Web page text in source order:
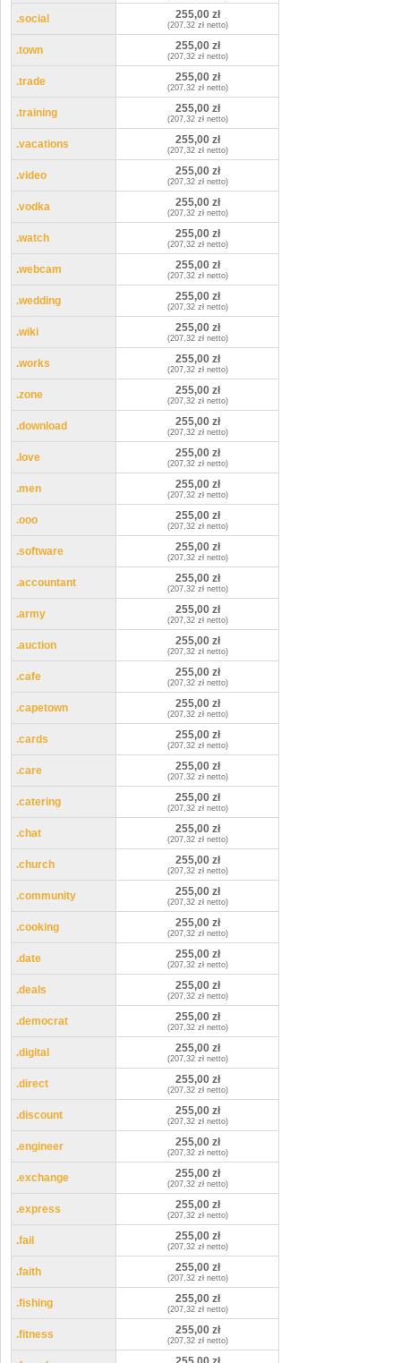
.social 255,00 zł
(207,32 zł netto)
.town 255,00 zł
(207,32 zł netto)
.trade 255,00 zł
(207,32 zł netto)
.training 255,00 zł
(207,32 zł netto)
.vacations 255,00 zł
(207,32 zł netto)
.video 255,00 zł
(207,32 zł netto)
.vodka 255,00 zł
(207,32 zł netto)
.watch 255,00 zł
(207,32 zł netto)
.webcam 255,00 zł
(207,32 zł netto)
.wedding 255,00 zł
(207,32 zł netto)
.wiki 255,00 zł
(207,32 zł netto)
.works 255,00 zł
(207,32 zł netto)
.zone 255,00 zł
(207,32 zł netto)
.download 255,00 zł
(207,32 zł netto)
.love 255,00 zł
(207,32 zł netto)
.men 255,00 zł
(207,32 zł netto)
.ooo 255,00 zł
(207,32 zł netto)
.software 255,00 zł
(207,32 zł netto)
.accountant 255,00 zł
(207,32 zł netto)
.army 255,00 zł
(207,32 zł netto)
.auction 255,00 zł
(207,32 zł netto)
.cafe 255,00 zł
(207,32 zł netto)
.capetown 255,00 zł
(207,32 zł netto)
.cards 255,00 zł
(207,32 zł netto)
.care 255,00 zł
(207,32 zł netto)
.catering 255,00 zł
(207,32 zł netto)
.chat 255,00 zł
(207,32 zł netto)
.church 255,00 zł
(207,32 zł netto)
.community 255,00 zł
(207,32 zł netto)
.cooking 255,00 zł
(207,32 zł netto)
.date 255,00 zł
(207,32 zł netto)
.deals 255,00 zł
(207,32 zł netto)
.democrat 255,00 zł
(207,32 zł netto)
.digital 255,00 zł
(207,32 zł netto)
.direct 255,00 zł
(207,32 zł netto)
.discount 255,00 zł
(207,32 zł netto)
.engineer 255,00 zł
(207,32 zł netto)
.exchange 255,00 zł
(207,32 zł netto)
.express 255,00 zł
(207,32 zł netto)
.fail 255,00 zł
(207,32 zł netto)
.faith 255,00 zł
(207,32 zł netto)
.fishing 255,00 zł
(207,32 zł netto)
.fitness 255,00 zł
(207,32 zł netto)